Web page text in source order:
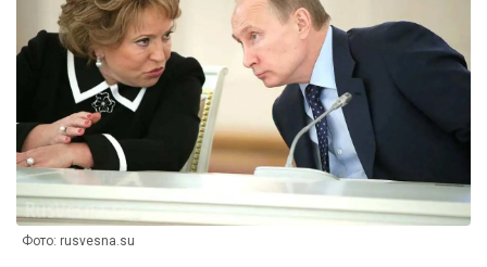
Фото: rusvesna.su